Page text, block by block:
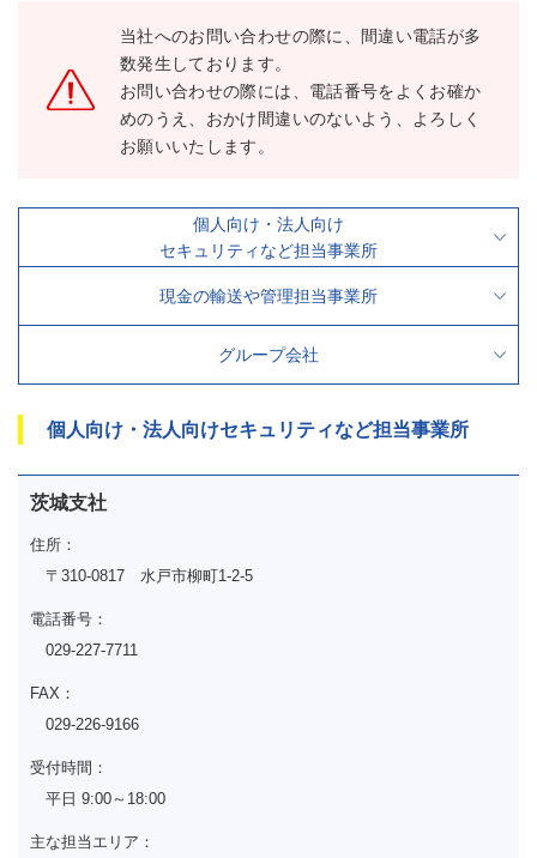
当社へのお問い合わせの際に、間違い電話が多
数発生しております。
お問い合わせの際には、電話番号をよくお確か
めのうえ、おかけ間違いのないよう、よろしく
お願いいたします。
個人向け・法人向け
セキュリティなど担当事業所
現金の輸送や管理担当事業所
グループ会社
個人向け・法人向けセキュリティなど担当事業所
茨城支社
住所：
〒310-0817 水戸市柳町1-2-5
電話番号：
029-227-7711
FAX：
029-226-9166
受付時間：
平日 9:00～18:00
主な担当エリア：